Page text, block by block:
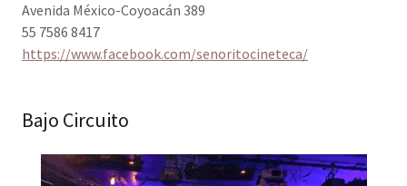
Avenida México-Coyoacán 389
55 7586 8417
https://www.facebook.com/senoritocineteca/
Bajo Circuito